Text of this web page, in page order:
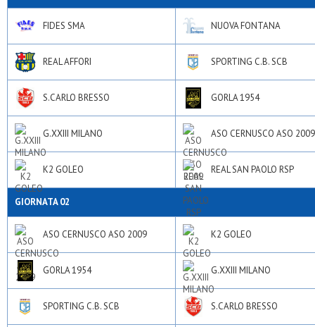
FIDES SMA NUOVA FONTANA
REAL AFFORI SPORTING C.B. SCB
S.CARLO BRESSO GORLA 1954
G.XXIII MILANO ASO CERNUSCO ASO 2009
K2 GOLEO REAL SAN PAOLO RSP
GIORNATA 02
ASO CERNUSCO ASO 2009 K2 GOLEO
GORLA 1954 G.XXIII MILANO
SPORTING C.B. SCB S.CARLO BRESSO